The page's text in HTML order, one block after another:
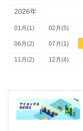
2026年
01月(1) 02月(5)
06月(2) 07月(1)
11月(2) 12月(4)